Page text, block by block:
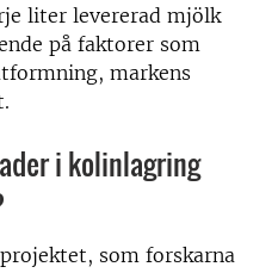
liter levererad mjölk
på faktorer som
markens
i kolinlagring
som forskarna